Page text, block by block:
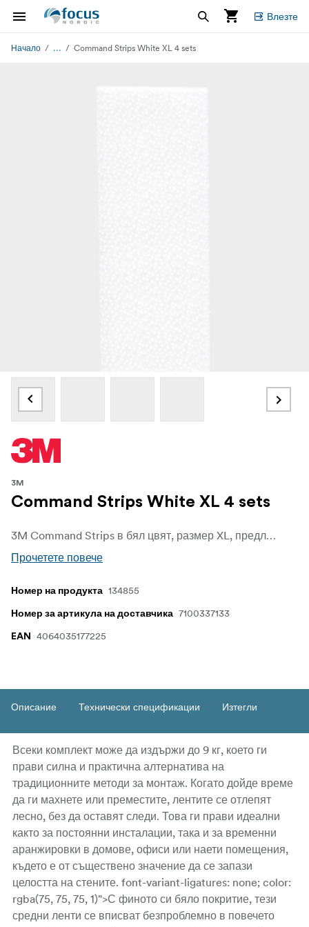
Влезте
Начало ... Command Strips White XL 4 sets
3M
Command Strips White XL 4 sets
3M Command Strips в бял цвят, размер XL, предлагат надеждно и удобно решение за монтаж и декориране, без да причиняват щети на стените или повърхностите ви благодарение на технологията 3M stretch-release. Проектирани за многофункционалност, те ви позволяват да закачате рамки, декорации и леки предмети бързо и лесно, като същевременно стените ви остават без дупки, следи или лепкави остатъци.
Прочетете повече
Номер на продукта 134855
Номер за артикула на доставчика 7100337133
EAN 4064035177225
Описание Технически спецификации Изтегли
Всеки комплект може да издържи до 9 кг, което ги
прави силна и практична алтернатива на
традиционните методи за монтаж. Когато дойде време
да ги махнете или преместите, лентите се отлепят
лесно, без да оставят следи. Това ги прави идеални
както за постоянни инсталации, така и за временни
аранжировки в домове, офиси или наети помещения,
където е от съществено значение да се запази
целостта на стените. font-variant-ligatures: none; color:
rgba(75, 75, 75, 1)">С финото си бяло покритие, тези
средни ленти се вписват безпроблемно в повечето